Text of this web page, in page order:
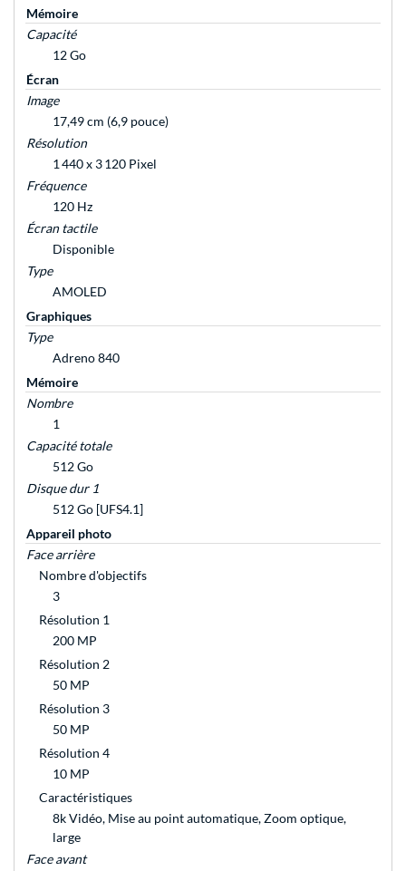
Mémoire
Capacité
12 Go
Écran
Image
17,49 cm (6,9 pouce)
Résolution
1 440 x 3 120 Pixel
Fréquence
120 Hz
Écran tactile
Disponible
Type
AMOLED
Graphiques
Type
Adreno 840
Mémoire
Nombre
1
Capacité totale
512 Go
Disque dur 1
512 Go [UFS4.1]
Appareil photo
Face arrière
Nombre d'objectifs
3
Résolution 1
200 MP
Résolution 2
50 MP
Résolution 3
50 MP
Résolution 4
10 MP
Caractéristiques
8k Vidéo, Mise au point automatique, Zoom optique,
large
Face avant